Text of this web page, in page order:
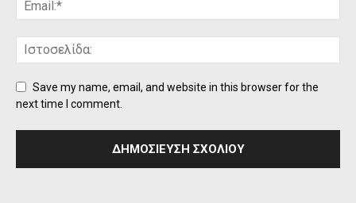
Save my name, email, and website in this browser for the
next time I comment.